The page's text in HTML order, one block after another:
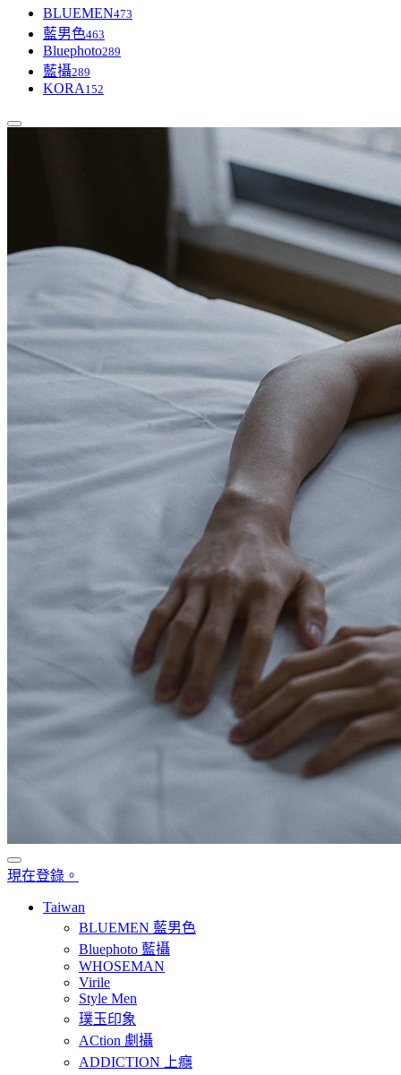
BLUEMEN473
藍男色463
Bluephoto289
藍攝289
KORA 152
現在登錄。
Taiwan
BLUEMEN 藍男色
Bluephoto 藍攝
WHOSEMAN
Virile
Style Men
璞玉印象
ACtion 劇攝
ADDICTION 上癮